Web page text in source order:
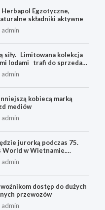
Herbapol Egzotyczne,
składniki aktywne
admin
siły. Limitowana kolekcja
lodami trafi do sprzedaży
admin
kobiecą marką
mediów
admin
jurorką podczas 75.
World w Wietnamie.
charytatywnym
admin
dostęp do dużych
przewozów
admin